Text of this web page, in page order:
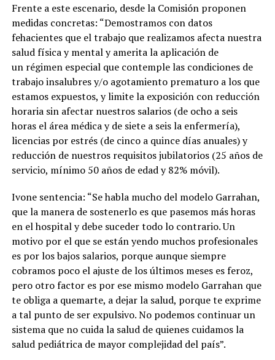
Frente a este escenario, desde la Comisión proponen
medidas concretas: “Demostramos con datos
fehacientes que el trabajo que realizamos afecta nuestra
salud física y mental y amerita la aplicación de
un régimen especial que contemple las condiciones de
trabajo insalubres y/o agotamiento prematuro a los que
estamos expuestos, y limite la exposición con reducción
horaria sin afectar nuestros salarios (de ocho a seis
horas el área médica y de siete a seis la enfermería),
licencias por estrés (de cinco a quince días anuales) y
reducción de nuestros requisitos jubilatorios (25 años de
servicio, mínimo 50 años de edad y 82% móvil).
Ivone sentencia: “Se habla mucho del modelo Garrahan,
que la manera de sostenerlo es que pasemos más horas
en el hospital y debe suceder todo lo contrario. Un
motivo por el que se están yendo muchos profesionales
es por los bajos salarios, porque aunque siempre
cobramos poco el ajuste de los últimos meses es feroz,
pero otro factor es por ese mismo modelo Garrahan que
te obliga a quemarte, a dejar la salud, porque te exprime
a tal punto de ser expulsivo. No podemos continuar un
sistema que no cuida la salud de quienes cuidamos la
salud pediátrica de mayor complejidad del país”.